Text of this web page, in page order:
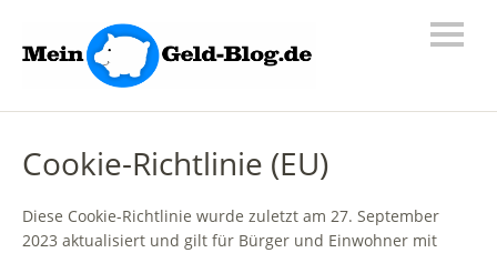
Cookie-Richtlinie (EU)
Diese Cookie-Richtlinie wurde zuletzt am 27. September
2023 aktualisiert und gilt für Bürger und Einwohner mit